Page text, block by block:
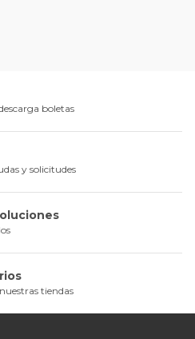
boletas
y solicitudes
tiendas